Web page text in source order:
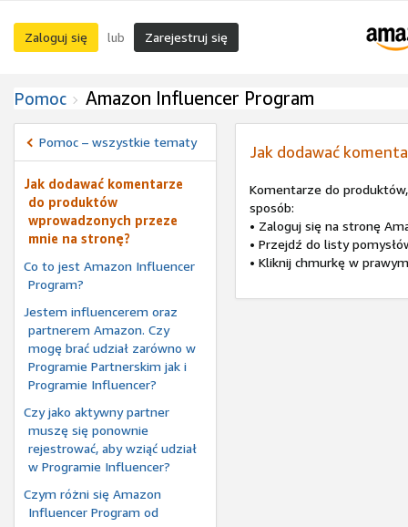
Zaloguj się lub Zarejestruj się
Pomoc Amazon Influencer Program
Pomoc – wszystkie tematy
Jak dodawać komentarze
do produktów
wprowadzonych przeze
mnie na stronę?
Co to jest Amazon Influencer
Program?
Jestem influencerem oraz
partnerem Amazon. Czy
mogę brać udział zarówno w
Programie Partnerskim jak i
Programie Influencer?
Czy jako aktywny partner
muszę się ponownie
rejestrować, aby wziąć udział
w Programie Influencer?
Czym różni się Amazon
Influencer Program od
Jak dodawać
Komentarze do
sposób:
• Zaloguj się na stronę
• Przejdź do listy
• Kliknij chmurkę w